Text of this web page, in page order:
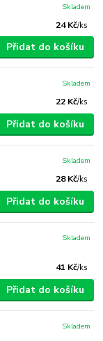
24 Kč/ks
Skladem
Přidat do košíku
22 Kč/ks
Skladem
Přidat do košíku
28 Kč/ks
Skladem
Přidat do košíku
41 Kč/ks
Skladem
Přidat do košíku
Skladem